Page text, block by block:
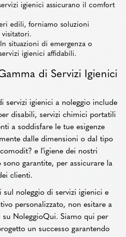
igienici assicurano il comfort
edili, forniamo soluzioni
situazioni di emergenza o
igienici affidabili.
di Servizi Igienici
servizi igienici a noleggio include
disabili, servizi chimici portatili
a soddisfare le tue esigenze
dalle dimensioni o dal tipo
e l'igiene dei nostri
sono garantite, per assicurare la
clienti.
sul noleggio di servizi igienici e
personalizzato, non esitare a
su NoleggioQui. Siamo qui per
un successo garantendo